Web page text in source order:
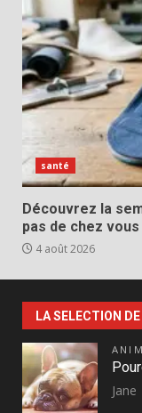
santé
Découvrez la
pas de chez vous
4 août 2026
LA SELECTION
Jane